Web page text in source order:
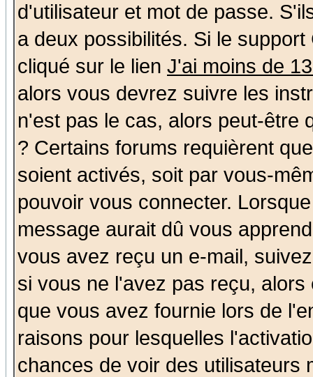
d'utilisateur et mot de passe.
a deux possibilités. Si le
cliqué sur le lien J'ai moins de
alors vous devrez suivre les
n'est pas le cas, alors peut-être
? Certains forums requièrent
soient activés, soit par vous-
pouvoir vous connecter.
message aurait dû vous
vous avez reçu un e-mail,
si vous ne l'avez pas reçu,
que vous avez fournie lors de
raisons pour lesquelles
chances de voir des utilisateurs